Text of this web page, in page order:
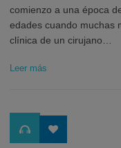
comienzo a una época
edades cuando muchas
clínica de un cirujano…
Leer más